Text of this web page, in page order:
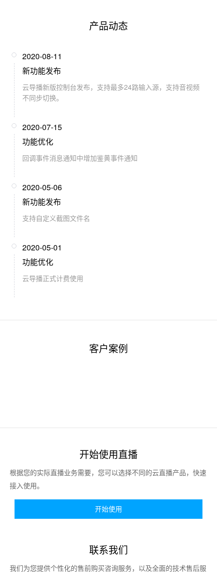
产品动态
2020-08-11
新功能发布
云导播新版控制台发布，支持最多24路输入源，支持音视频
不同步切换。
2020-07-15
功能优化
回调事件消息通知中增加鉴黄事件通知
2020-05-06
新功能发布
支持自定义截图文件名
2020-05-01
功能优化
云导播正式计费使用
客户案例
开始使用直播
根据您的实际直播业务需要，您可以选择不同的云直播产品，快速
接入使用。
开始使用
联系我们
我们为您提供个性化的售前购买咨询服务，以及全面的技术售后服